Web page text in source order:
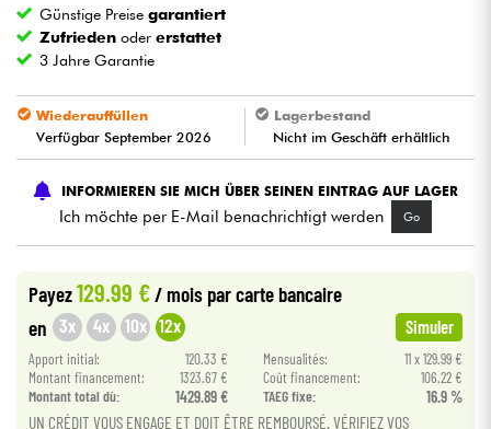
Blasinstrumente
Violinen & Quartett
HiFi
Bundle
Sehen Sie sich unsere Marken an
Günstige Preisegarantiert
Zufrieden odererstattet
3 Jahre Garantie
Wiederauffüllen
Verfügbar September 2026
Lagerbestand
Nicht im Geschäft erhältlich
INFORMIEREN SIE MICH ÜBER SEINEN EINTRAG AUF LAGER
Ich möchte per E-Mail benachrichtigt werden Go
Payez129.99 €/ mois par carte bancaire
en 3x 4x 10x 12x Simuler
Apport initial: 120.33 € Mensualités:
11 x 129.99 €
Montant financement:
1323.67 € Coût financement:
106.22 €
Montant total dù:
1429.89 € TAEG fixe: 16.9 %
UN CRÉDIT VOUS ENGAGE ET DOIT ÊTRE REMBOURSÉ. VÉRIFIEZ VOS